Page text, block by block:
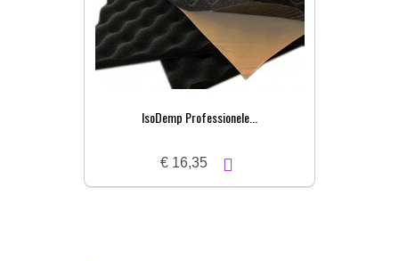
IsoDemp Professionele...
€ 16,35